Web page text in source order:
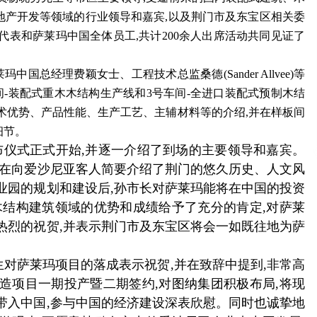
开发等领域的行业领导和嘉宾,以及荆门市及东宝区相关委
表和萨莱玛中国全体员工,共计200余人出席活动共同见证了
国总经理费颖女士、工程技术总监桑德(Sander Allvee)等
装配式重木木结构生产线和3号车间-全进口装配式预制木结
势、产品性能、生产工艺、主辅材料等的介绍,并在样板间
。
式正式开始,并逐一介绍了到场的主要领导和嘉宾。
向爱沙尼亚客人简要介绍了荆门的悠久历史、人文风
的规划和建设后,孙市长对萨莱玛能将在中国的投资
构建筑领域的优势和成绩给予了充分的肯定,对萨莱
的祝贺,并表示荆门市及东宝区将会一如既往地为萨
莱玛项目的落成表示祝贺,并在致辞中提到,非常高
项目一期投产暨二期签约,对图纳集团积极布局,将现
中国,参与中国的经济建设深表欣慰。同时也诚挚地